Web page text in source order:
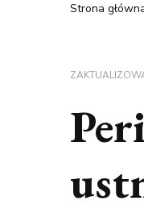
Strona